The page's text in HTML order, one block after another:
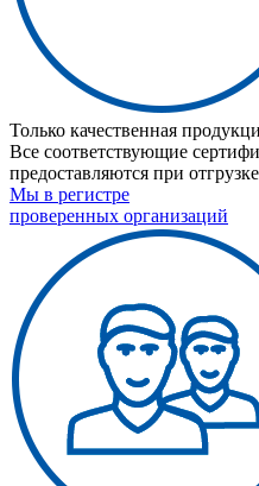
Только качественная
Все соответствующие
предоставляются при
Мы в регистре
проверенных организаций